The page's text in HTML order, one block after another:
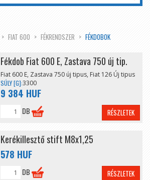
FIAT 600 FÉKRENDSZER FÉKDOBOK
Fékdob Fiat 600 E, Zastava 750 új tip.
Fiat 600 E, Zastava 750 új tipus, Fiat 126 Új tipus
SÚLY [G]:3300
9 384 HUF
DB RÉSZLETEK
Kerékillesztő stift M8x1,25
578 HUF
DB RÉSZLETEK